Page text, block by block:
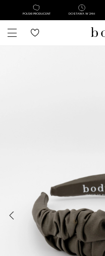
POLSKI PRODUCENT DOSTAWA W 24H